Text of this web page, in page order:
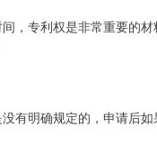
，专利权是非常重要的
有明确规定的，申请后